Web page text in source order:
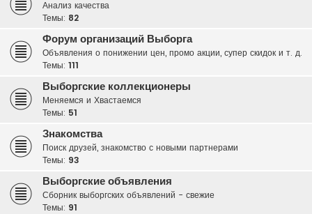
Анализ качества
Темы: 82
Форум организаций Выборга
Объявления о понижении цен, промо акции, супер скидок и т. д.
Темы: 111
Выборгские коллекционеры
Меняемся и Хвастаемся
Темы: 51
Знакомства
Поиск друзей, знакомство с новыми партнерами
Темы: 93
Выборгские объявления
Сборник выборгских объявлений - свежие
Темы: 91